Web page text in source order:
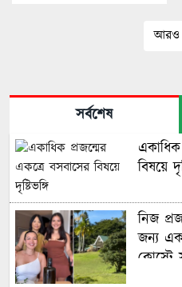
আরও
সর্বশেষ
বিষয়ে
নিজ
জন্য এক
কোস্টে